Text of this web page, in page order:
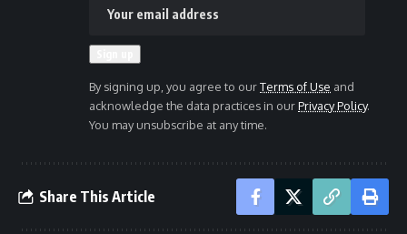
By signing up, you agree to ourTerms of Use and
acknowledge the data practices in ourPrivacy Policy.
You may unsubscribe at any time.
Share This Article